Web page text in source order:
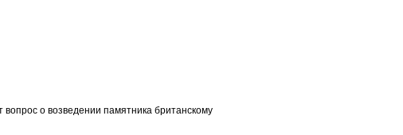
о возведении памятника британскому